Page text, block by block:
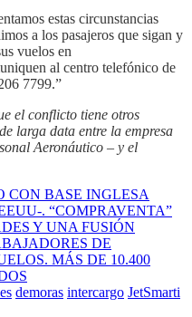
estas circunstancias
a los pasajeros que sigan y
vuelos en
al centro telefónico de
7799.”
el conflicto tiene otros
larga data entre la empresa
Aeronáutico – y el
CON BASE INGLESA
. “COMPRAVENTA”
Y UNA FUSIÓN
DE
MÁS DE 10.400
demoras intercargo JetSmarti